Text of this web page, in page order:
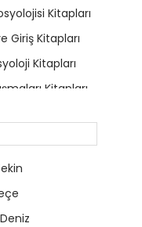
Kitapları
Giriş Kitapları
Kitapları
Kitapları